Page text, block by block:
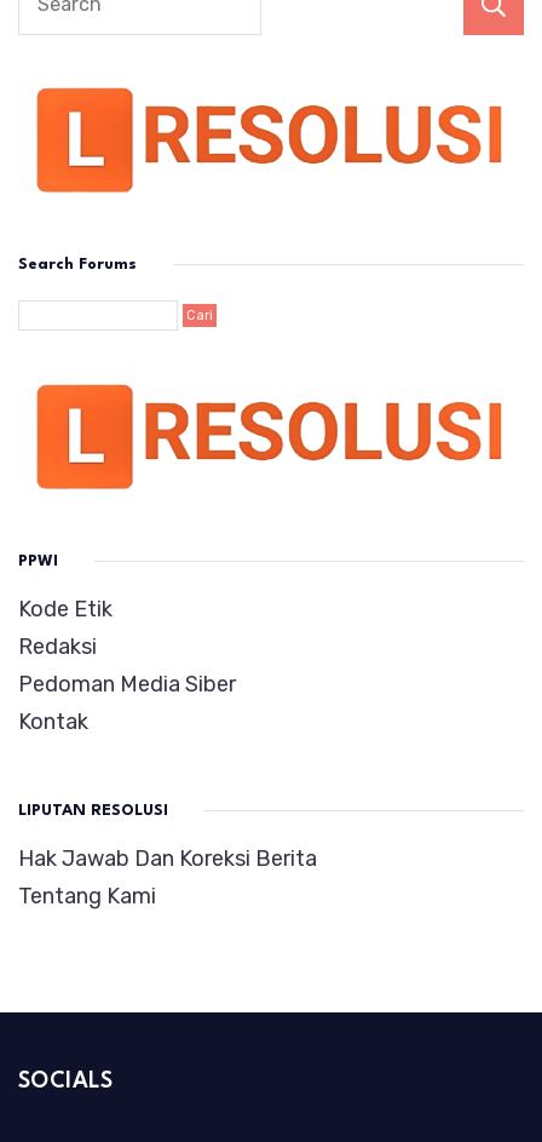
Search Forums
PPWI
Kode Etik
Redaksi
Pedoman Media Siber
Kontak
LIPUTAN RESOLUSI
Hak Jawab Dan Koreksi Berita
Tentang Kami
SOCIALS